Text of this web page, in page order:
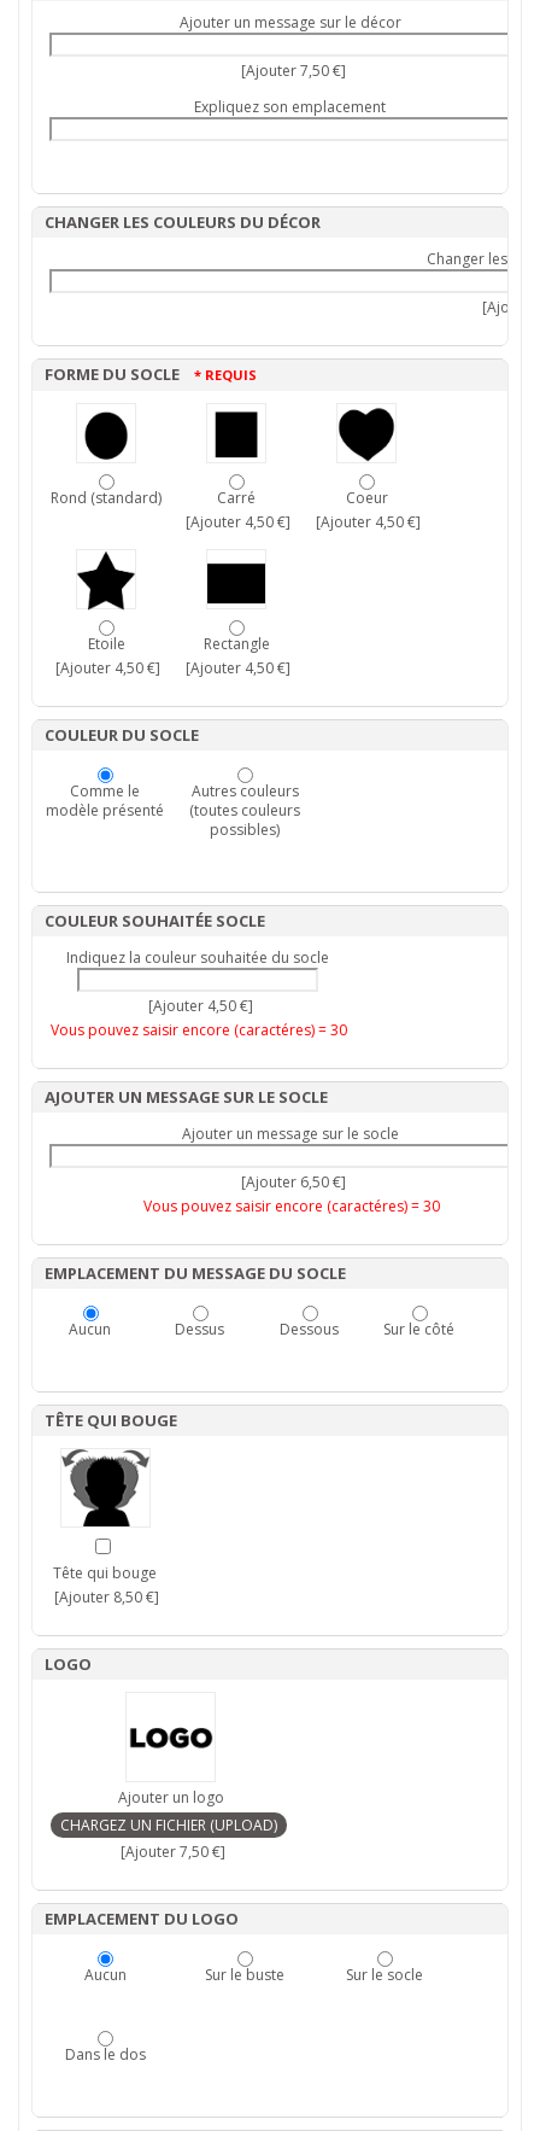
Ajouter un message sur le décor
[Ajouter 7,50 €]
Expliquez son emplacement
CHANGER LES COULEURS DU DÉCOR
Changer les
FORME DU SOCLE * REQUIS
Rond (standard)
Carré
[Ajouter 4,50 €]
Coeur
[Ajouter 4,50 €]
Etoile
[Ajouter 4,50 €]
Rectangle
[Ajouter 4,50 €]
COULEUR DU SOCLE
Comme le
modèle présenté
Autres couleurs
(toutes couleurs
possibles)
COULEUR SOUHAITÉE SOCLE
Indiquez la couleur souhaitée du socle
[Ajouter 4,50 €]
Vous pouvez saisir encore (caractéres) =30
AJOUTER UN MESSAGE SUR LE SOCLE
Ajouter un message sur le socle
[Ajouter 6,50 €]
Vous pouvez saisir encore (caractéres) =30
EMPLACEMENT DU MESSAGE DU SOCLE
Aucun Dessus Dessous Sur le côté
TÊTE QUI BOUGE
Tête qui bouge
[Ajouter 8,50 €]
LOGO
Ajouter un logo
[Ajouter 7,50 €]
EMPLACEMENT DU LOGO
Aucun Sur le buste Sur le socle
Dans le dos